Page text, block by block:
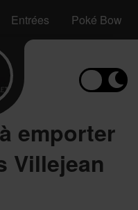
Entrées Poké Bowl
emporter
Villejean